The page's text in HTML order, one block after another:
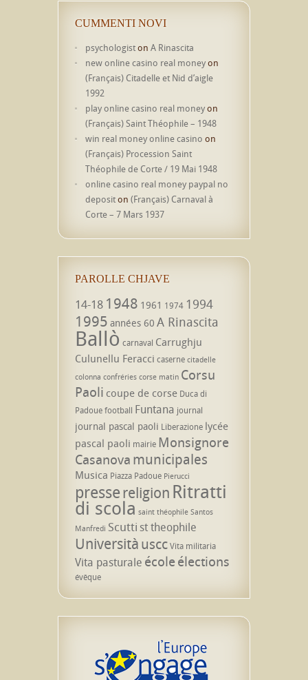
CUMMENTI NOVI
psychologiston A Rinascita
new online casino real moneyon
(Français) Citadelle et Nid d’aigle
1992
play online casino real moneyon
(Français) Saint Théophile – 1948
win real money online casino on
(Français) Procession Saint
Théophile de Corte / 19 Mai 1948
online casino real money paypal no
depositon (Français) Carnaval à
Corte – 7 Mars 1937
PAROLLE CHJAVE
14-18 1948 1961 1974 1994
1995 années 60 A Rinascita
Ballò carnaval Carrughju
Culunellu Feracci caserne citadelle
colonna confréries corse matin Corsu
Paoli coupe de corse Duca di
Padouefootball Funtana journal
journal pascal paoli Liberazione lycée
pascal paoli mairie Monsignore
Casanova municipales
Musica Piazza Padoue Pierucci
pressereligion Ritratti
di scola saint théophile Santos
Manfredi Scuttist theophile
UniversitàusccVita militaria
Vita pasturale écoleélections
évêque